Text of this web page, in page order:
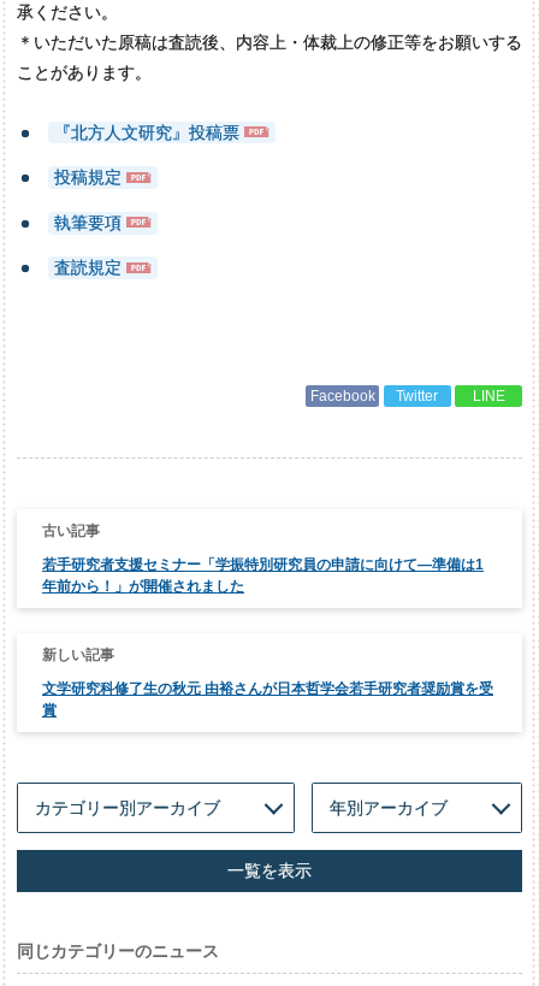
承ください。
＊いただいた原稿は査読後、内容上・体裁上の修正等をお願いする
ことがあります。
『北方人文研究』投稿票
投稿規定
執筆要項
査読規定
Facebook Twitter LINE
若手研究者支援セミナー「学振特別研究員の申請に向けて―準備は1
年前から！」が開催されました
文学研究科修了生の秋元 由裕さんが日本哲学会若手研究者奨励賞を受
賞
一覧を表示
同じカテゴリーのニュース